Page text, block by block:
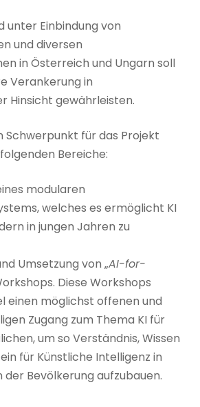
unter Einbindung von
und diversen
in Österreich und Ungarn soll
Verankerung in
Hinsicht gewährleisten.
Schwerpunkt für das Projekt
Bereiche:
modularen
welches es ermöglicht KI
in jungen Jahren zu
Umsetzung von „AI-for-
Diese Workshops
einen möglichst offenen und
Zugang zum Thema KI für
um so Verständnis, Wissen
für Künstliche Intelligenz in
der Bevölkerung aufzubauen.